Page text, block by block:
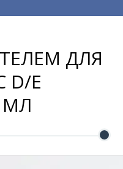
ДЛЯ
D/E
МЛ